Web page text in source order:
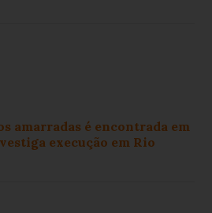
amarradas é encontrada em
execução em Rio